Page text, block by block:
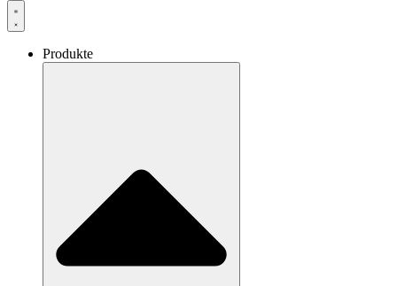
Produkte